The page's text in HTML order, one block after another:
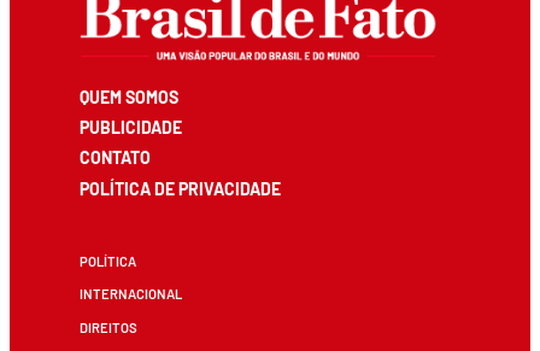
QUEM SOMOS
PUBLICIDADE
CONTATO
POLÍTICA DE PRIVACIDADE
POLÍTICA
INTERNACIONAL
DIREITOS